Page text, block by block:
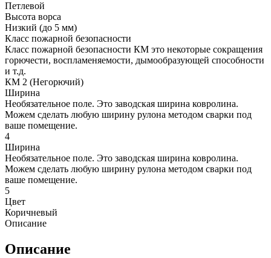
Петлевой
Высота ворса
Низкий (до 5 мм)
Класс пожарной безопасности
Класс пожарной безопасности КМ это некоторые сокращения
горючести, воспламеняемости, дымообразующей способности
и т.д.
КМ 2 (Негорючий)
Ширина
Необязательное поле. Это заводская ширина ковролина.
Можем сделать любую ширину рулона методом сварки под
ваше помещение.
4
Ширина
Необязательное поле. Это заводская ширина ковролина.
Можем сделать любую ширину рулона методом сварки под
ваше помещение.
5
Цвет
Коричневый
Описание
Описание